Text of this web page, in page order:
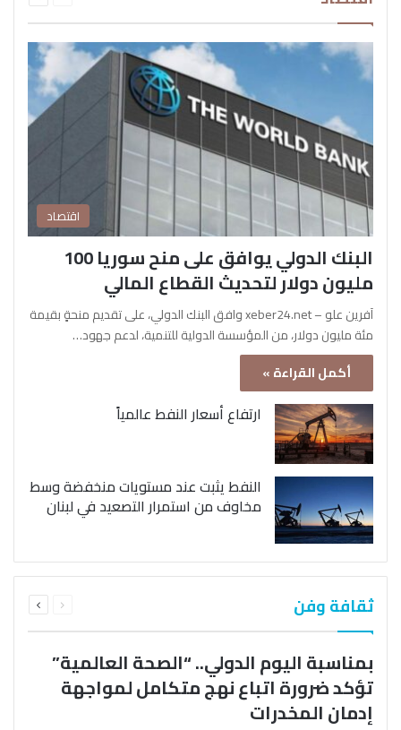
اقتصاد
البنك الدولي يوافق على منح سوريا 100
مليون دولار لتحديث القطاع المالي
آفرين علو – xeber24.net وافق البنك الدولي، على تقديم منحةٍ بقيمة
مئة مليون دولار، من المؤسسة الدولية للتنمية، لدعم جهود…
أكمل القراءة »
ارتفاع أسعار النفط عالمياً
النفط يثبت عند مستويات منخفضة وسط
مخاوف من استمرار التصعيد في لبنان
ثقافة وفن الصفحةالصفحة
بمناسبة اليوم الدولي.. “الصحة العالمية”
تؤكد ضرورة اتباع نهج متكامل لمواجهة
إدمان المخدرات